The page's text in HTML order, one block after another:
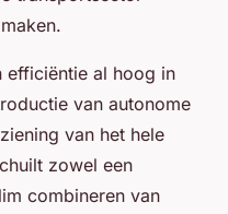
efficiëntie al hoog in
van autonome
van het hele
zowel een
combineren van